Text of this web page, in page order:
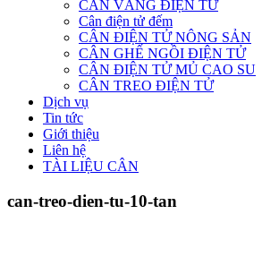
CÂN VÀNG ĐIỆN TỬ
Cân điện tử đếm
CÂN ĐIỆN TỬ NÔNG SẢN
CÂN GHẾ NGỒI ĐIỆN TỬ
CÂN ĐIỆN TỬ MỦ CAO SU
CÂN TREO ĐIỆN TỬ
Dịch vụ
Tin tức
Giới thiệu
Liên hệ
TÀI LIỆU CÂN
can-treo-dien-tu-10-tan